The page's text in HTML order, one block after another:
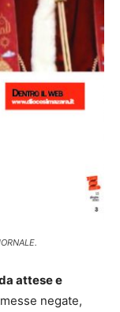
attese e
negate,